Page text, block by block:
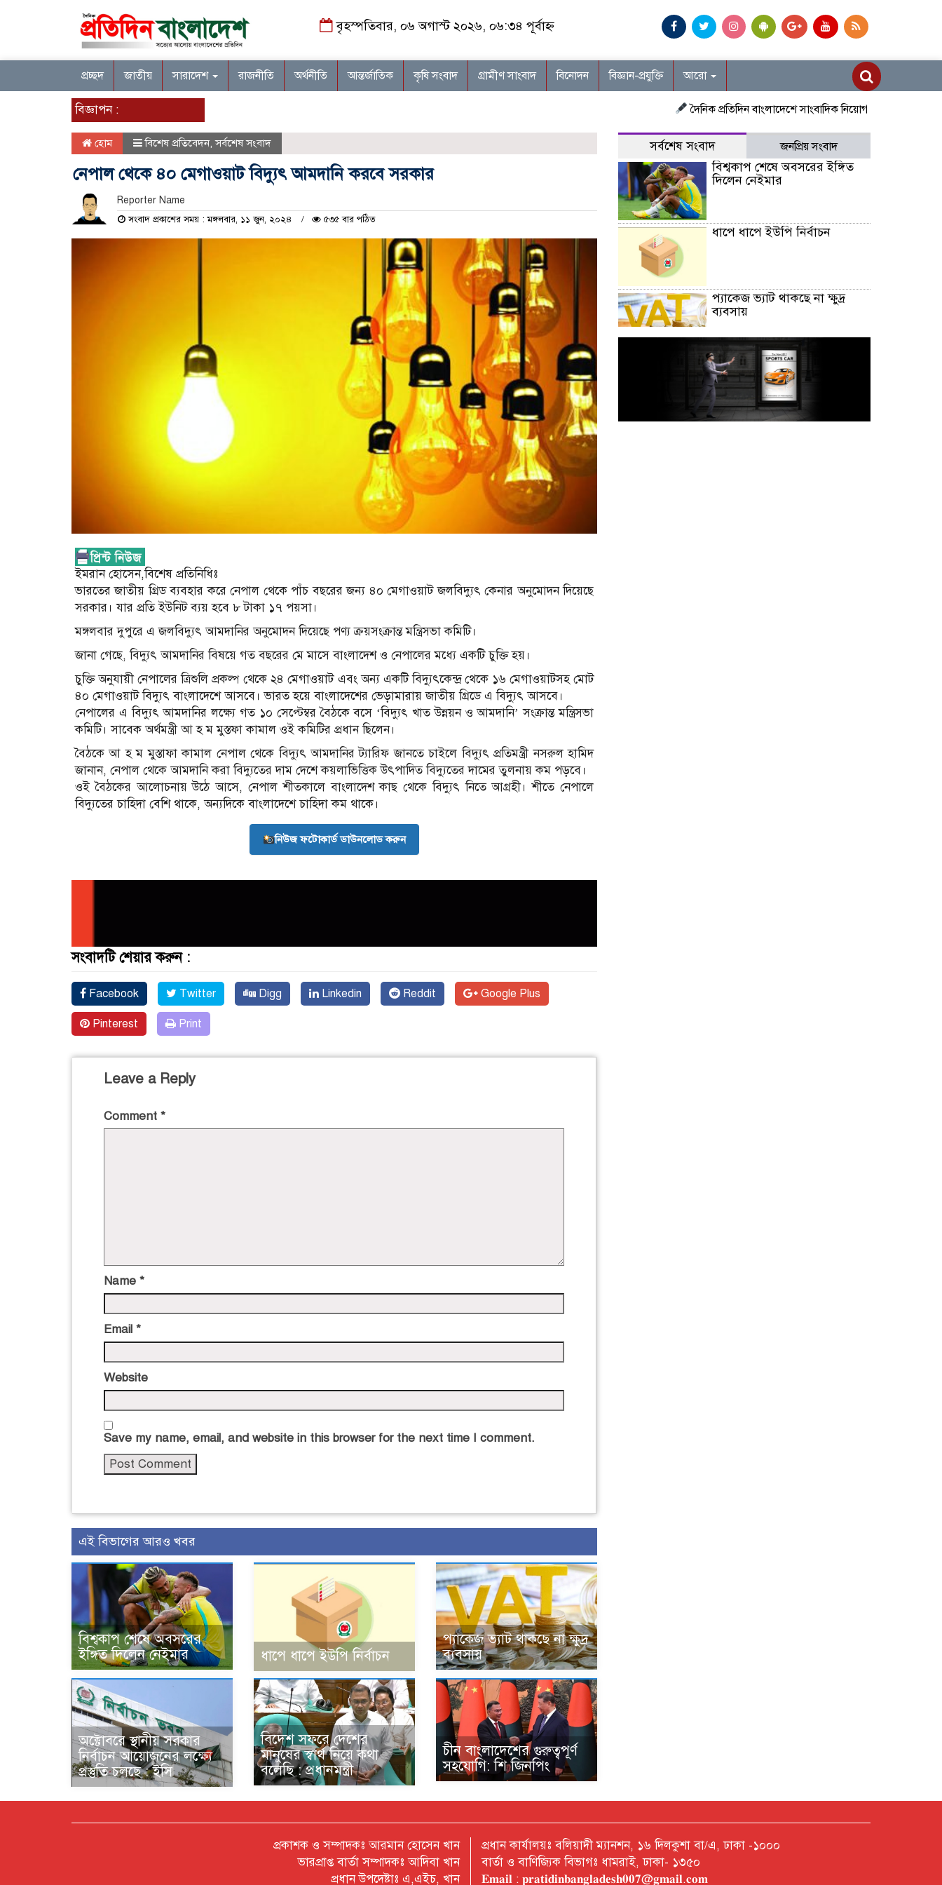
বৃহস্পতিবার, ০৬ অগাস্ট ২০২৬, ০৬:৩৪ পূর্বাহ্ন
প্রচ্ছদ জাতীয় সারাদেশ রাজনীতি অর্থনীতি আন্তর্জাতিক কৃষি সংবাদ গ্রামীণ সাংবাদ বিনোদন বিজ্ঞান-প্রযুক্তি আরো
বিজ্ঞাপন : দৈনিক প্রতিদিন বাংলাদেশে সাংবাদিক নিয়োগ চলছে দেশজুড়ে
হোম বিশেষ প্রতিবেদন,সর্বশেষ সংবাদ
নেপাল থেকে ৪০ মেগাওয়াট বিদ্যুৎ আমদানি করবে সরকার
Reporter Name
সংবাদ প্রকাশের সময় : মঙ্গলবার, ১১ জুন, ২০২৪ ৫৩৫ বার পঠিত
ইমরান হোসেন,বিশেষ প্রতিনিধিঃ
ভারতের জাতীয় গ্রিড ব্যবহার করে নেপাল থেকে পাঁচ বছরের জন্য ৪০ মেগাওয়াট জলবিদ্যুৎ কেনার অনুমোদন দিয়েছে
সরকার। যার প্রতি ইউনিট ব্যয় হবে ৮ টাকা ১৭ পয়সা।
মঙ্গলবার দুপুরে এ জলবিদ্যুৎ আমদানির অনুমোদন দিয়েছে পণ্য ক্রয়সংক্রান্ত মন্ত্রিসভা কমিটি।
জানা গেছে, বিদ্যুৎ আমদানির বিষয়ে গত বছরের মে মাসে বাংলাদেশ ও নেপালের মধ্যে একটি চুক্তি হয়।
চুক্তি অনুযায়ী নেপালের ত্রিশুলি প্রকল্প থেকে ২৪ মেগাওয়াট এবং অন্য একটি বিদ্যুৎকেন্দ্র থেকে ১৬ মেগাওয়াটসহ মোট
৪০ মেগাওয়াট বিদ্যুৎ বাংলাদেশে আসবে। ভারত হয়ে বাংলাদেশের ভেড়ামারায় জাতীয় গ্রিডে এ বিদ্যুৎ আসবে।
নেপালের এ বিদ্যুৎ আমদানির লক্ষ্যে গত ১০ সেপ্টেম্বর বৈঠকে বসে ‘বিদ্যুৎ খাত উন্নয়ন ও আমদানি’ সংক্রান্ত মন্ত্রিসভা
কমিটি। সাবেক অর্থমন্ত্রী আ হ ম মুস্তফা কামাল ওই কমিটির প্রধান ছিলেন।
বৈঠকে আ হ ম মুস্তাফা কামাল নেপাল থেকে বিদ্যুৎ আমদানির ট্যারিফ জানতে চাইলে বিদ্যুৎ প্রতিমন্ত্রী নসরুল হামিদ
জানান, নেপাল থেকে আমদানি করা বিদ্যুতের দাম দেশে কয়লাভিত্তিক উৎপাদিত বিদ্যুতের দামের তুলনায় কম পড়বে।
ওই বৈঠকের আলোচনায় উঠে আসে, নেপাল শীতকালে বাংলাদেশ কাছ থেকে বিদ্যুৎ নিতে আগ্রহী। শীতে নেপালে
বিদ্যুতের চাহিদা বেশি থাকে, অন্যদিকে বাংলাদেশে চাহিদা কম থাকে।
নিউজ ফটোকার্ড ডাউনলোড করুন
সংবাদটি শেয়ার করুন :
Facebook Twitter Digg Linkedin Reddit Google Plus
Pinterest Print
Leave a Reply
Comment *
Name *
Email *
Website
Save my name, email, and website in this browser for the next time I comment.
এই বিভাগের আরও খবর
বিশ্বকাপ শেষে অবসরের
ইঙ্গিত দিলেন নেইমার
ধাপে ধাপে ইউপি নির্বাচন
প্যাকেজ ভ্যাট থাকছে না ক্ষুদ্র
ব্যবসায়
অক্টোবরে স্থানীয় সরকার
নির্বাচন আয়োজনের লক্ষ্যে
প্রস্তুতি চলছে : ইসি
বিদেশ সফরে দেশের
মানুষের স্বার্থ নিয়ে কথা
বলেছি : প্রধানমন্ত্রী
চীন বাংলাদেশের গুরুত্বপূর্ণ
সহযোগি: শি জিনপিং
সর্বশেষ সংবাদ জনপ্রিয় সংবাদ
বিশ্বকাপ শেষে অবসরের ইঙ্গিত
দিলেন নেইমার
ধাপে ধাপে ইউপি নির্বাচন
প্যাকেজ ভ্যাট থাকছে না ক্ষুদ্র
ব্যবসায়
অক্টোবরে স্থানীয় সরকার নির্বাচন
আয়োজনের লক্ষ্যে প্রস্তুতি চলছে :
ইসি
প্রকাশক ও সম্পাদকঃ আরমান হোসেন খান
ভারপ্রাপ্ত বার্তা সম্পাদকঃ আদিবা খান
প্রধান উপদেষ্টাঃ এ,এইচ, খান
প্রধান কার্যালয়ঃ বলিয়াদী ম্যানশন, ১৬ দিলকুশা বা/এ, ঢাকা -১০০০
বার্তা ও বাণিজ্যিক বিভাগঃ ধামরাই, ঢাকা- ১৩৫০
𝐄𝐦𝐚𝐢𝐥 : 𝐩𝐫𝐚𝐭𝐢𝐝𝐢𝐧𝐛𝐚𝐧𝐠𝐥𝐚𝐝𝐞𝐬𝐡𝟎𝟎𝟕@𝐠𝐦𝐚𝐢𝐥.𝐜𝐨𝐦